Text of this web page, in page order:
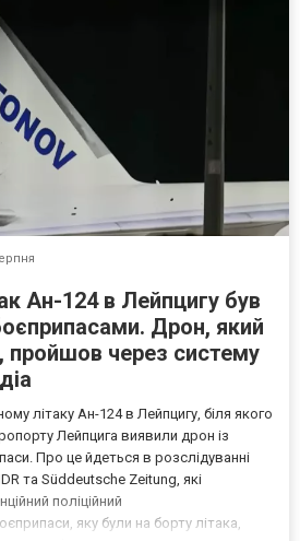
Ан-124 в Лейпцигу був
Дрон, який
пройшов через систему
літаку Ан-124 в Лейпцигу, біля якого
Лейпцига виявили дрон із
Про це йдеться в розслідуванні
та Süddeutsche Zeitung, які
поліційний
яку були на борту літака,